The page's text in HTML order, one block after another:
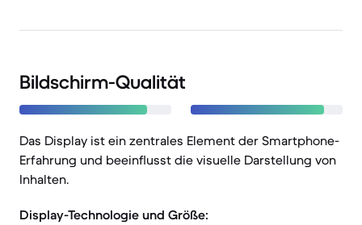
Bildschirm-Qualität
Das Display ist ein zentrales Element der Smartphone-
Erfahrung und beeinflusst die visuelle Darstellung von
Inhalten.
Display-Technologie und Größe: